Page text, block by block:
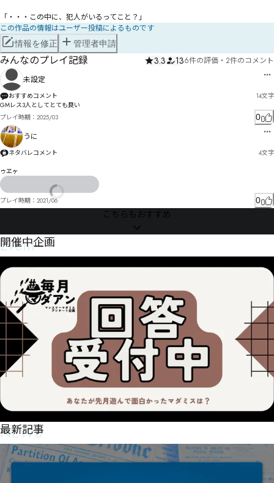
「・・・この中に、犯人がいるってこと？」
この作品の情報はユーザー投稿によるものです
情報を修正 管理者申請
みんなのプレイ記録 3.3 136件の評価 ・ 2件のコメント
未設定
おすすめコメント 14文字
GMレス3人としてとても良い
プレイ時期： 2025/03 0
うに
ネタバレコメント 4文字
ゥヱヶ
プレイ時期： 2021/06 0
こちらもおすすめ
Event
開催中企画
NEWS
最新記事